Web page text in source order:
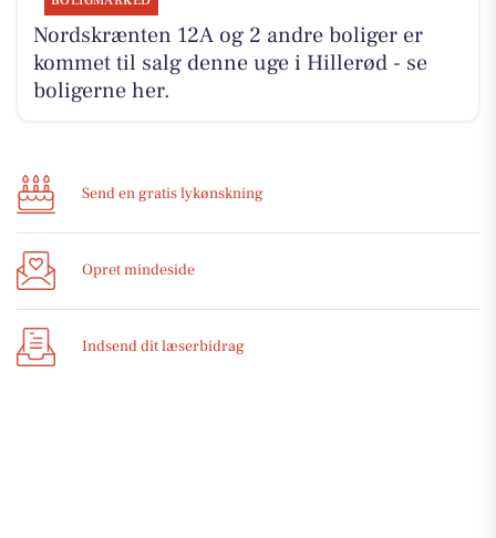
Nordskrænten 12A og 2 andre boliger er
kommet til salg denne uge i Hillerød - se
boligerne her.
Send en gratis lykønskning
Opret mindeside
Indsend dit læserbidrag